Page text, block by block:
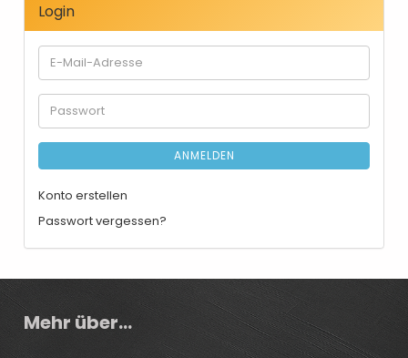
Login
E-
Mail-
Adresse
Passwort
ANMELDEN
Konto erstellen
Passwort vergessen?
Mehr über...